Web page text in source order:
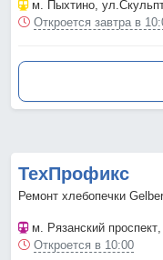
м. Пыхтино,
Откроется завтра в
ТехПрофикс
Ремонт хлебопечки
м. Рязанский проспект
Откроется в 10:00